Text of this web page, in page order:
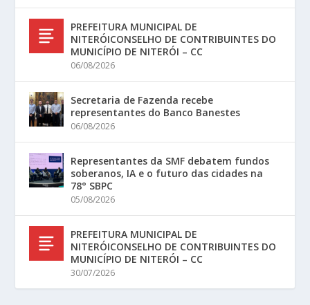
PREFEITURA MUNICIPAL DE
NITERÓICONSELHO DE CONTRIBUINTES DO
MUNICÍPIO DE NITERÓI – CC
06/08/2026
Secretaria de Fazenda recebe
representantes do Banco Banestes
06/08/2026
Representantes da SMF debatem fundos
soberanos, IA e o futuro das cidades na
78° SBPC
05/08/2026
PREFEITURA MUNICIPAL DE
NITERÓICONSELHO DE CONTRIBUINTES DO
MUNICÍPIO DE NITERÓI – CC
30/07/2026